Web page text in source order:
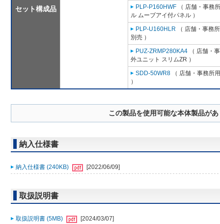
セット構成品
PLP-P160HWF （ 店舗・事務
ル ムーブアイ付パネル ）
PLP-U160HLR （ 店舗・事務
別売 ）
PUZ-ZRMP280KA4 （ 店舗・
外ユニット スリムZR ）
SDD-50WR8 （ 店舗・事務所
）
この製品を使用可能な本体製品が
納入仕様書
納入仕様書 (240KB) [2022/06/09]
取扱説明書
取扱説明書 (5MB) [2024/03/07]